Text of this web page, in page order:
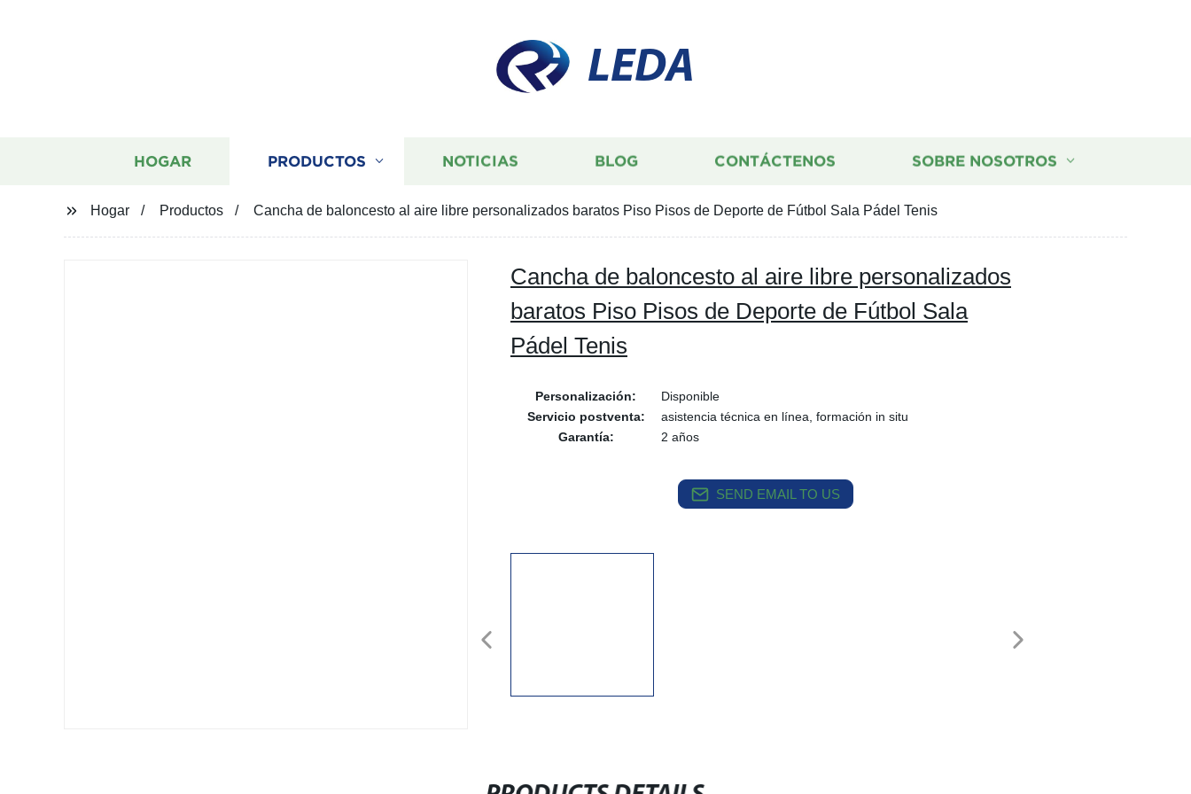
LEDA
HOGAR PRODUCTOS NOTICIAS BLOG CONTÁCTENOS SOBRE NOSOTROS
Hogar Productos Cancha de baloncesto al aire libre personalizados baratos Piso Pisos de Deporte de Fútbol Sala Pádel Tenis
Cancha de baloncesto al aire libre personalizados
baratos Piso Pisos de Deporte de Fútbol Sala
Pádel Tenis
Personalización:
Disponible
Servicio postventa:
asistencia técnica en línea, formación in situ
Garantía:
2 años
SEND EMAIL TO US